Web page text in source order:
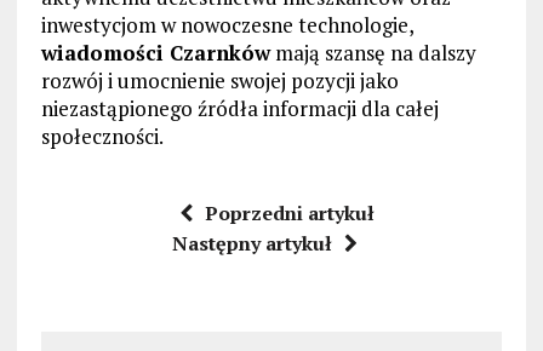
inwestycjom w nowoczesne technologie,
wiadomości Czarnkówmają szansę na dalszy
rozwój i umocnienie swojej pozycji jako
niezastąpionego źródła informacji dla całej
społeczności.
Poprzedni artykuł
Następny artykuł